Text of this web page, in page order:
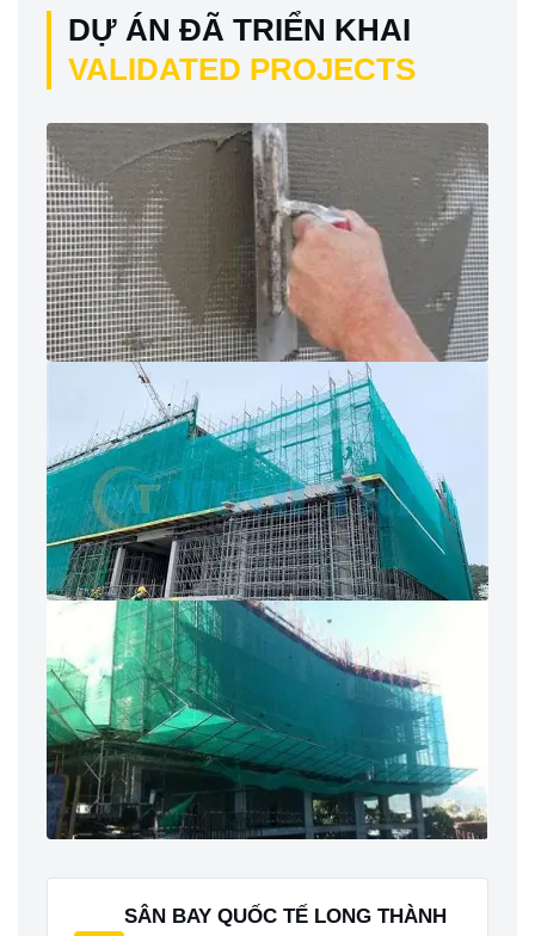
DỰ ÁN ĐÃ TRIỂN KHAI
VALIDATED PROJECTS
SÂN BAY QUỐC TẾ LONG THÀNH